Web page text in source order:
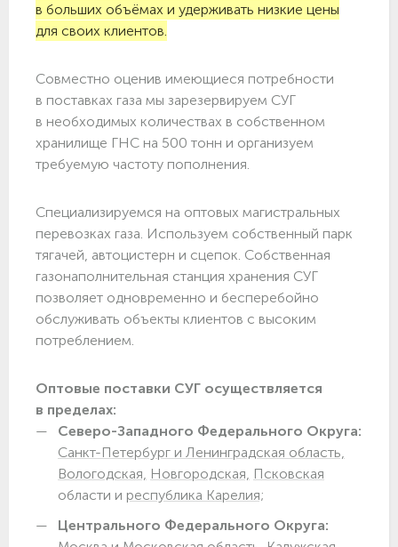
в больших объёмах и удерживать низкие цены
для своих клиентов.
Совместно оценив имеющиеся потребности
в поставках газа мы зарезервируем СУГ
в необходимых количествах в собственном
хранилище ГНС на 500 тонн и организуем
требуемую частоту пополнения.
Специализируемся на оптовых магистральных
перевозках газа. Используем собственный парк
тягачей, автоцистерн и сцепок. Собственная
газонаполнительная станция хранения СУГ
позволяет одновременно и бесперебойно
обслуживать объекты клиентов с высоким
потреблением.
Оптовые поставки СУГ осуществляется
в пределах:
Северо-Западного Федерального Округа:
Санкт-Петербург и Ленинградская область,
Вологодская, Новгородская, Псковская
области и республика Карелия;
Центрального Федерального Округа: